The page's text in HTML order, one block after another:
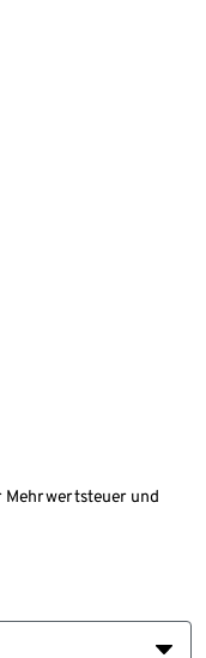
Mehrwertsteuer und